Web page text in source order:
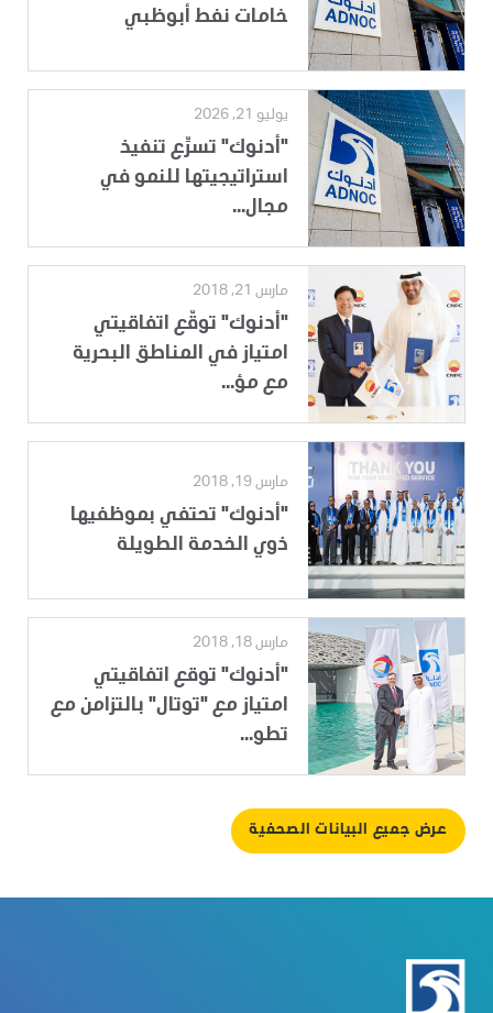
خامات نفط أبوظبي
يوليو 21, 2026
"أدنوك" تسرِّع تنفيذ
استراتيجيتها للنمو في
مجال...
مارس 21, 2018
"أدنوك" توقّع اتفاقيتي
امتياز في المناطق البحرية
مع مؤ...
مارس 19, 2018
"أدنوك" تحتفي بموظفيها
ذوي الخدمة الطويلة
مارس 18, 2018
"أدنوك" توقع اتفاقيتي
امتياز مع "توتال" بالتزامن مع
تطو...
عرض جميع البيانات الصحفية